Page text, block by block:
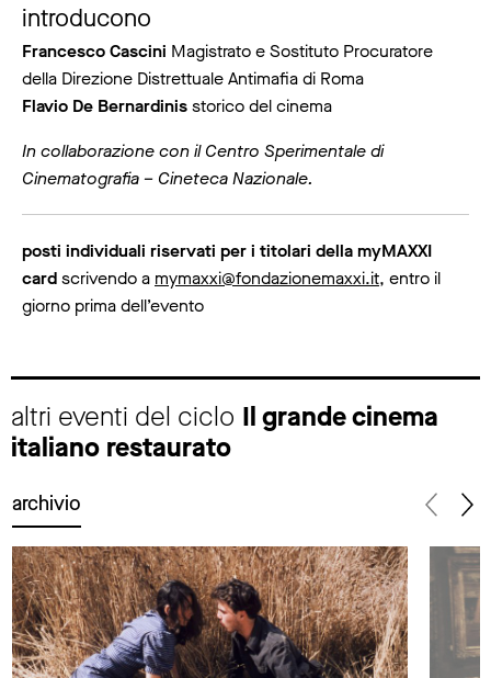
introducono
Francesco Cascini Magistrato e Sostituto Procuratore
della Direzione Distrettuale Antimafia di Roma
Flavio De Bernardinisstorico del cinema
In collaborazione con il Centro Sperimentale di
Cinematografia – Cineteca Nazionale.
posti individuali riservati per i titolari della myMAXXI
cardscrivendo a mymaxxi@fondazionemaxxi.it, entro il
giorno prima dell’evento
altri eventi del ciclo Il grande cinema
italiano restaurato
archivio